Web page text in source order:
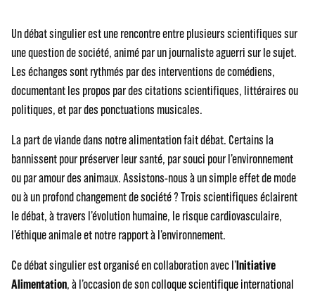
Un débat singulier est une rencontre entre plusieurs scientifiques sur
une question de société, animé par un journaliste aguerri sur le sujet.
Les échanges sont rythmés par des interventions de comédiens,
documentant les propos par des citations scientifiques, littéraires ou
politiques, et par des ponctuations musicales.
La part de viande dans notre alimentation fait débat. Certains la
bannissent pour préserver leur santé, par souci pour l’environnement
ou par amour des animaux. Assistons-nous à un simple effet de mode
ou à un profond changement de société ? Trois scientifiques éclairent
le débat, à travers l’évolution humaine, le risque cardiovasculaire,
l’éthique animale et notre rapport à l’environnement.
Ce débat singulier est organisé en collaboration avec l’Initiative
Alimentation, à l’occasion de soncolloque scientifique international